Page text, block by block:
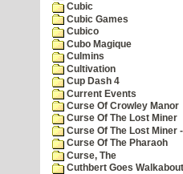
Cubic
Cubic Games
Cubico
Cubo Magique
Culmins
Cultivation
Cup Dash 4
Current Events
Curse Of Crowley Manor
Curse Of The Lost Miner
Curse Of The Lost Miner
Curse Of The Pharaoh
Curse, The
Cuthbert Goes Walkabout